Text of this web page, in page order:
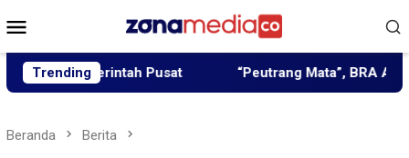
ke
Mobile
Trending
Pusat “Peutrang Mata”, BRA Aceh Utara
Beranda Berita